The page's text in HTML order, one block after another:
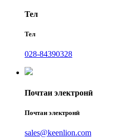
Тел
Тел
028-84390328
Почтаи электронӣ
Почтаи электронӣ
sales@keenlion.com